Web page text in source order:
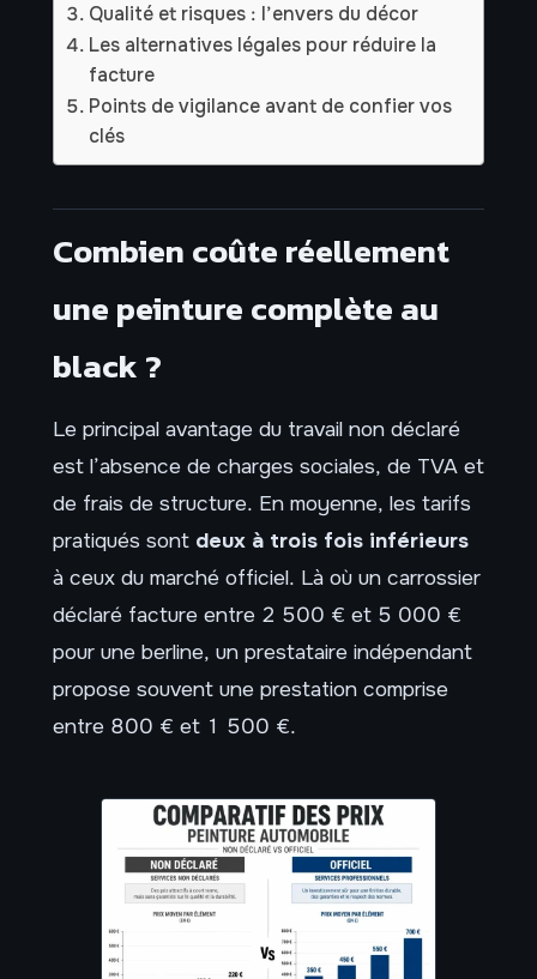
Qualité et risques : l’envers du décor
Les alternatives légales pour réduire la
facture
Points de vigilance avant de confier vos
clés
Combien coûte réellement
une peinture complète au
black ?
Le principal avantage du travail non déclaré
est l’absence de charges sociales, de TVA et
de frais de structure. En moyenne, les tarifs
pratiqués sont deux à trois fois inférieurs
à ceux du marché officiel. Là où un carrossier
déclaré facture entre 2 500 € et 5 000 €
pour une berline, un prestataire indépendant
propose souvent une prestation comprise
entre 800 € et 1 500 €.